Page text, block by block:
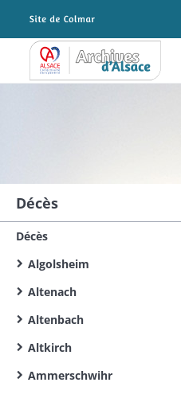
Archives Alsace - Colmar
Décès
Décès
Algolsheim
Altenach
Altenbach
Altkirch
Ammerschwihr